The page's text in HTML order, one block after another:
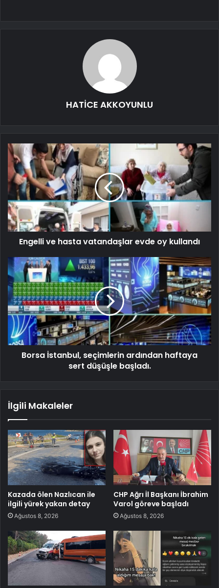
HATİCE AKKOYUNLU
Engelli ve hasta vatandaşlar evde oy kullandı
Borsa İstanbul, seçimlerin ardından haftaya
sert düşüşle başladı.
İlgili Makaleler
Kazada ölen Nazlıcan ile
ilgili yürek yakan detay
Ağustos 8, 2026
CHP Ağrı İl Başkanı İbrahim
Varol göreve başladı
Ağustos 8, 2026